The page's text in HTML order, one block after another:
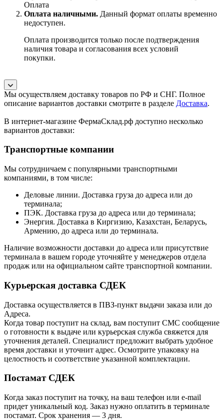
Оплата
Оплата наличными. Данный формат оплаты временно
недоступен.
Оплата производится только после подтверждения
наличия товара и согласования всех условий
покупки.
Мы осуществляем доставку товаров по РФ и СНГ. Полное
описание вариантов доставки смотрите в разделе Доставка.
В интернет-магазине ФермаСклад.рф доступно несколько
вариантов доставки:
Транспортные компании
Мы сотрудничаем с популярными транспортными
компаниями, в том числе:
Деловые линии. Доставка груза до адреса или до
терминала;
ПЭК. Доставка груза до адреса или до терминала;
Энергия. Доставка в Киргизию, Казахстан, Беларусь,
Армению, до адреса или до терминала.
Наличие возможности доставки до адреса или присутствие
терминала в вашем городе уточняйте у менеджеров отдела
продаж или на официальном сайте транспортной компании.
Курьерская доставка СДЕК
Доставка осуществляется в ПВЗ-пункт выдачи заказа или до
Адреса.
Когда товар поступит на склад, вам поступит СМС сообщение
о готовности к выдаче или курьерская служба свяжется для
уточнения деталей. Специалист предложит выбрать удобное
время доставки и уточнит адрес. Осмотрите упаковку на
целостность и соответствие указанной комплектации.
Постамат СДЕК
Когда заказ поступит на точку, на ваш телефон или e-mail
придет уникальный код. Заказ нужно оплатить в терминале
постамат. Срок хранения — 3 дня.